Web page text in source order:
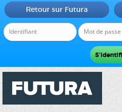
Retour sur Futura